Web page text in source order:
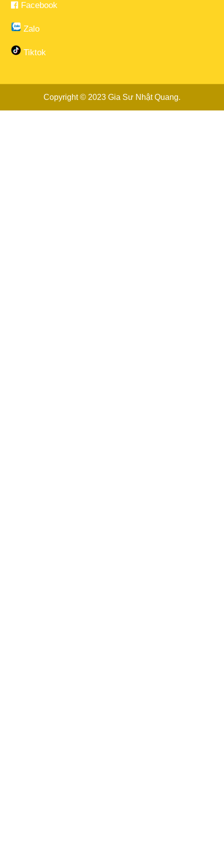
Facebook
Zalo
Tiktok
Copyright © 2023 Gia Sư Nhật Quang.